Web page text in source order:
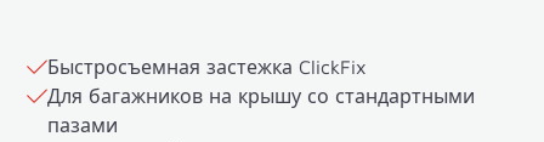
Быстросъемная застежка ClickFix
Для багажников на крышу со стандартными
пазами